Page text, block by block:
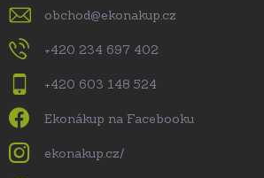
obchod@ekonakup.cz
+420 234 697 402
+420 603 148 524
Ekonákup na Facebooku
ekonakup.cz/